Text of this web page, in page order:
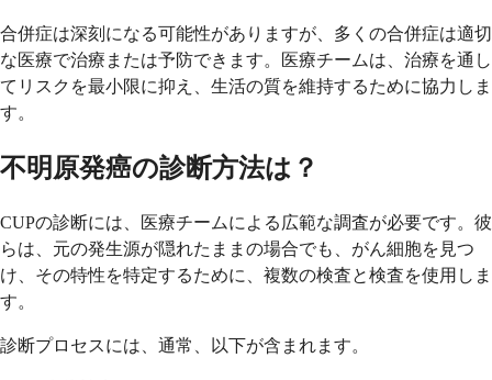
合併症は深刻になる可能性がありますが、多くの合併症は適切
な医療で治療または予防できます。医療チームは、治療を通し
てリスクを最小限に抑え、生活の質を維持するために協力しま
す。
不明原発癌の診断方法は？
CUPの診断には、医療チームによる広範な調査が必要です。彼
らは、元の発生源が隠れたままの場合でも、がん細胞を見つ
け、その特性を特定するために、複数の検査と検査を使用しま
す。
診断プロセスには、通常、以下が含まれます。